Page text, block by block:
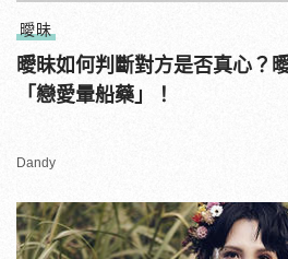
曖昧
曖昧如何判斷對方是否真心？
「戀愛暈船藥」！
Dandy